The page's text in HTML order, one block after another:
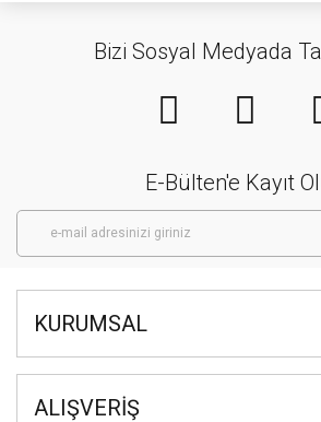
Bizi Sosyal Medyada
E-Bülten'e Kayıt
KURUMSAL
ALIŞVERİŞ